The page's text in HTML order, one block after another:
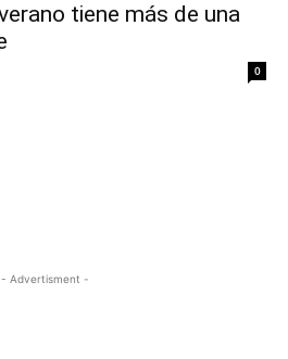
tiene más de una
0
- Advertisment -